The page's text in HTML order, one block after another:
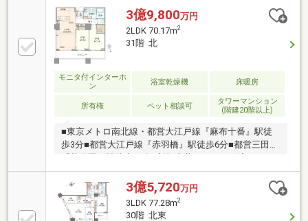
番商店街も生活圏です。西側では2028年度竣工予定の
共同住宅、オフィスや店舗、保育園、公園を一体で開
発中です。これにより近隣エリアは、安全性と快適性
が向上した魅力的な複合市街地へと変わるでしょう。
3億9,800万円
2LDK 70.17m2
31階 北
モニタ付インターホ
ン
浴室乾燥機 床暖房
所有権 ペット相談可
タワーマンション
(階建20階以上)
■東京メトロ南北線・都営大江戸線『麻布十番』駅徒
歩3分■都営大江戸線『赤羽橋』駅徒歩6分■都営三田線
（2026年3月完了）・床、クロス新規貼替・洗面化粧
台新規交換・トイレ新規交換・キッチン新規交換・ユ
ニットバス新規交換・建具交換・床暖房（LD）・電気
式暖炉新規設置・新規エアコン設置
3億5,720万円
3LDK 77.28m2
30階 北東